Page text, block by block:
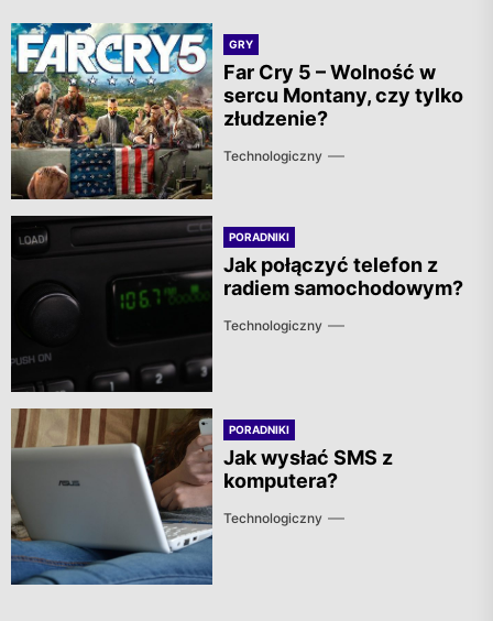
GRY
Far Cry 5 – Wolność w
sercu Montany, czy tylko
złudzenie?
Technologiczny
PORADNIKI
Jak połączyć telefon z
radiem samochodowym?
Technologiczny
PORADNIKI
Jak wysłać SMS z
komputera?
Technologiczny